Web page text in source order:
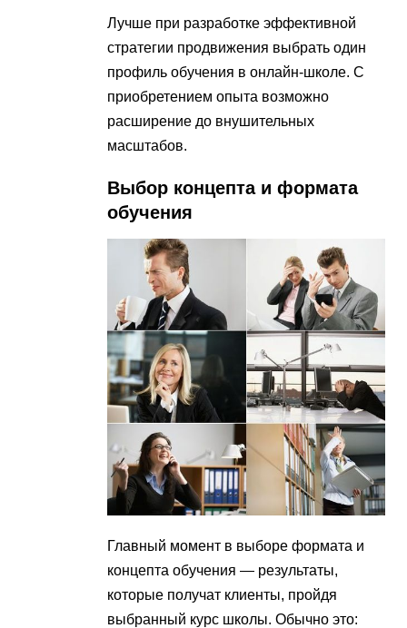
Лучше при разработке эффективной
стратегии продвижения выбрать один
профиль обучения в онлайн-школе. С
приобретением опыта возможно
расширение до внушительных
масштабов.
Выбор концепта и формата
обучения
Главный момент в выборе формата и
концепта обучения — результаты,
которые получат клиенты, пройдя
выбранный курс школы. Обычно это: